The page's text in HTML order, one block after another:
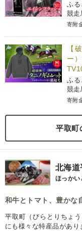
ふ
競
寄附
【
ー
ふ
競
寄附
平取町
北海道
ほっかい
和牛とトマト、豊かな
平取町（びらとりちょ
にも様々な特産品があり